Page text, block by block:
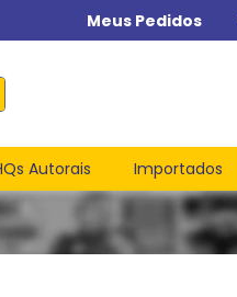
Meus Pedidos
Autorais Importados